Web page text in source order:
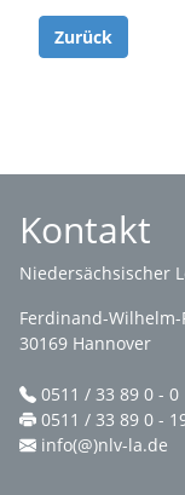
Zurück
Kontakt
Niedersächsischer
Ferdinand-Wilhelm-
30169 Hannover
0511 / 33 89 0 - 0
0511 / 33 89 0 -
info(@)nlv-la.de